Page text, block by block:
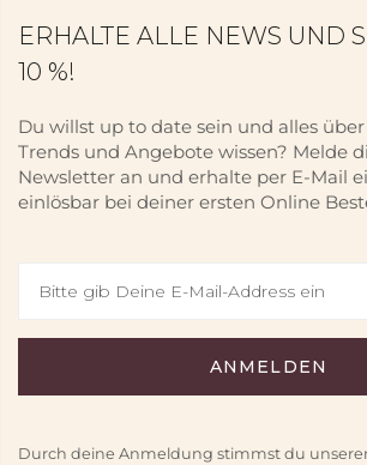
ERHALTE ALLE NEWS UND
10 %!
Du willst up to date sein und alles
Trends und Angebote wissen? Melde
Newsletter an und erhalte per E-Mail
einlösbar bei deiner ersten Online
Durch deine Anmeldung stimmst du